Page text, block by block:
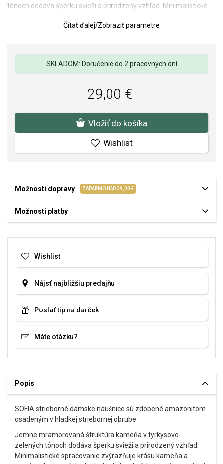
tónoch dodáva šperku svieži a prirodzený vzhľad. Minimalistické
doplnok vhodný na každodenné nosenie aj výnimočné príležitosti.
úprava a osadenie akostných kameňov a perál spĺňa náročné
Čítať ďalej/Zobraziť parametre
SKLADOM: Doručenie do 2 pracovných dní
29,00 €
Vložiť do košíka
Wishlist
Možnosti dopravy ZADARMO NAD 39,00 €
Možnosti platby
Wishlist
Nájsť najbližšiu predajňu
Poslať tip na darček
Máte otázku?
Popis
SOFIA strieborné dámske náušnice sú zdobené amazonitom
osadeným v hladkej striebornej obrube.
Jemne mramorovaná štruktúra kameňa v tyrkysovo-
zelených tónoch dodáva šperku svieži a prirodzený vzhľad.
Minimalistické spracovanie zvýrazňuje krásu kameňa a